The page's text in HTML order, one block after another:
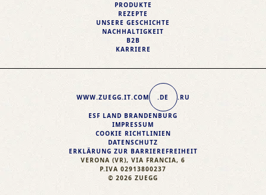
PRODUKTE
REZEPTE
UNSERE GESCHICHTE
NACHHALTIGKEIT
B2B
KARRIERE
WWW.ZUEGG.IT.COM .DE .RU
ESF LAND BRANDENBURG
IMPRESSUM
COOKIE RICHTLINIEN
DATENSCHUTZ
ERKLÄRUNG ZUR BARRIEREFREIHEIT
VERONA (VR), VIA FRANCIA, 6
P.IVA 02913800237
© 2026 ZUEGG